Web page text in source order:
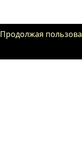
Продолжая